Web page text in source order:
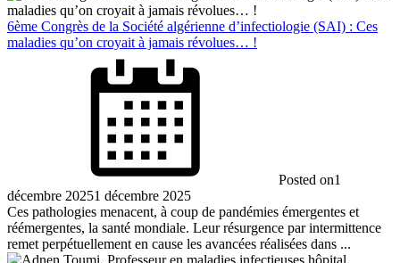
6ème Congrès de la Société algérienne d’infectiologie (SAI) : Ces
maladies qu’on croyait à jamais révolues… !
Posted on1
décembre 20251 décembre 2025
Ces pathologies menacent, à coup de pandémies émergentes et
réémergentes, la santé mondiale. Leur résurgence par intermittence
remet perpétuellement en cause les avancées réalisées dans ...